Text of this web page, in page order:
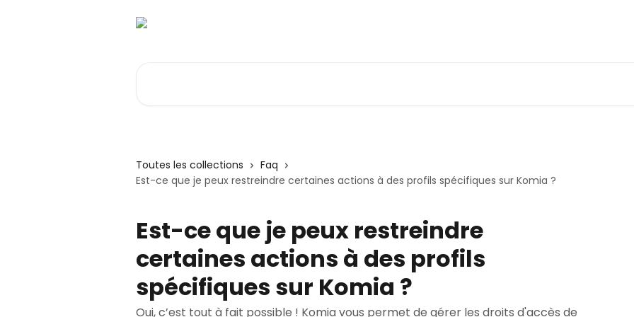
Toutes les collections
Faq
Est-ce que je peux restreindre certaines actions à des profils spécifiques sur Komia ?
Est-ce que je peux restreindre
certaines actions à des profils
spécifiques sur Komia ?
Oui, c’est tout à fait possible ! Komia vous permet de gérer les droits d'accès de